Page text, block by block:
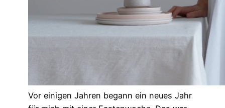
Vor einigen Jahren begann ein neues Jahr